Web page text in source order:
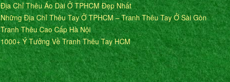
Địa Chỉ Thêu Áo Dài Ở TPHCM Đẹp Nhất
Những Địa Chỉ Thêu Tay Ở TPHCM – Tranh Thêu Tay Ở Sài Gòn
Tranh Thêu Cao Cấp Hà Nội
1000+ Ý Tưởng Về Tranh Thêu Tay HCM